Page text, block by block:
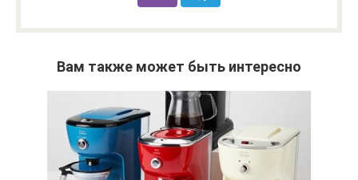
Вам также может быть интересно